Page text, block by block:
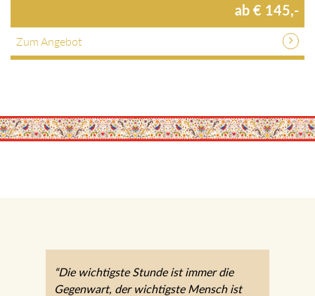
ab € 145,-
Zum Angebot
“Die wichtigste Stunde ist immer die
Gegenwart, der wichtigste Mensch ist